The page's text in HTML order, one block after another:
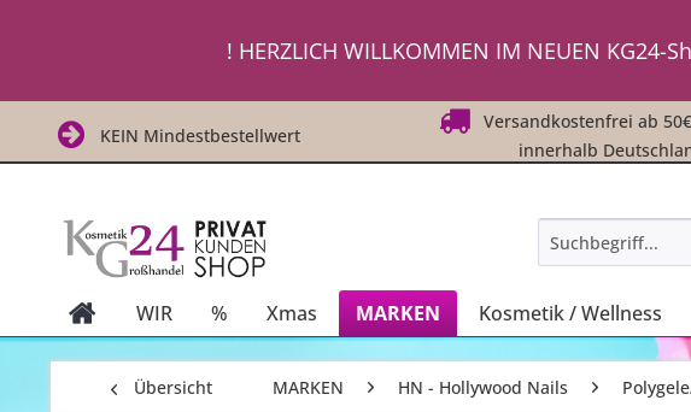
! HERZLICH WILLKOMMEN IM NEUEN
KEIN Mindestbestellwert
Versandkostenfrei ab
innerhalb
WIR % Xmas MARKEN Kosmetik / Wellness
Übersicht MARKEN HN - Hollywood Nails